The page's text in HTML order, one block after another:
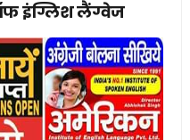
इंग्लिश लैंग्वेज